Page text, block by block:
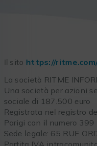
Il sito https://
La società RITME
Una società per azioni
sociale di 187.500 euro
Registrata nel registro
Parigi con il numero
Sede legale: 65 RUE